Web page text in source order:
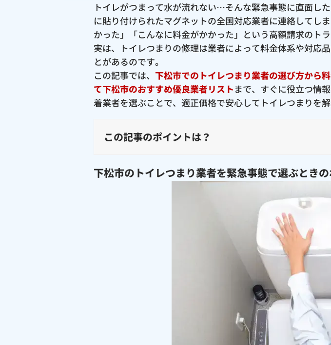
トイレがつまって水が流れない…そんな緊急事態に直面し
に貼り付けられたマグネットの全国対応業者に連絡してし
かった」「こんなに料金がかかった」という高額請求のト
実は、トイレつまりの修理は業者によって料金体系や対応
とがあるのです。
この記事では、 下松市でのトイレつまり業者の選び方から
て下松市のおすすめ優良業者リストまで、すぐに役立つ情
着業者を選ぶことで、適正価格で安心してトイレつまりを
この記事のポイントは？
下松市のトイレつまり業者を緊急事態で選ぶとき